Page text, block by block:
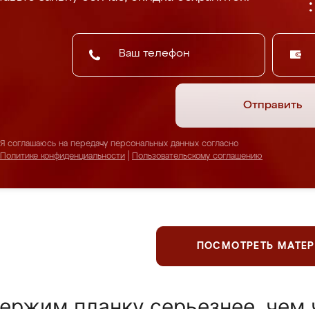
Отправить
Я соглашаюсь на передачу персональных данных согласно
Политике конфиденциальности
Пользовательскому соглашению
ПОСМОТРЕТЬ